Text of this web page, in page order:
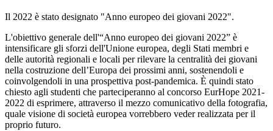
Il 2022 è stato designato "Anno europeo dei giovani 2022".
L'obiettivo generale dell'“Anno europeo dei giovani 2022” è
intensificare gli sforzi dell'Unione europea, degli Stati membri e
delle autorità regionali e locali per rilevare la centralità dei giovani
nella costruzione dell’Europa dei prossimi anni, sostenendoli e
coinvolgendoli in una prospettiva post-pandemica. È quindi stato
chiesto agli studenti che parteciperanno al concorso EurHope 2021-
2022 di esprimere, attraverso il mezzo comunicativo della fotografia,
quale visione di società europea vorrebbero veder realizzata per il
proprio futuro.